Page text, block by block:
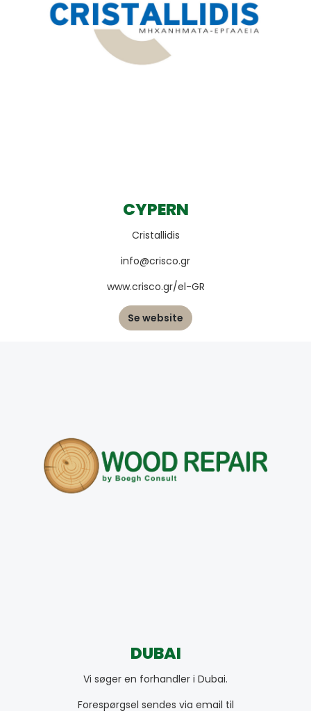
CYPERN
Cristallidis
info@crisco.gr
www.crisco.gr/el-GR
Se website
DUBAI
Vi søger en forhandler i Dubai.
Forespørgsel sendes via email til